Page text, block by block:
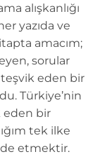
alışkanlığı
yazıda ve
amacım;
sorular
eden bir
Türkiye’nin
eden bir
tek ilke
etmektir.